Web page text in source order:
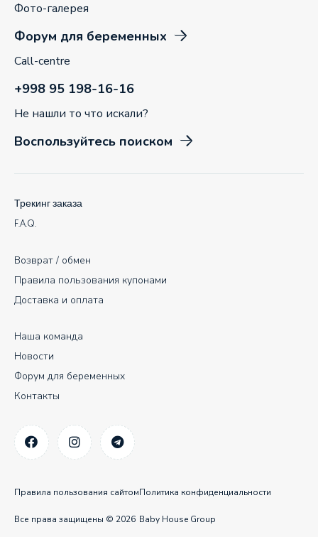
Фото-галерея
Форум для беременных
Call-centre
+998 95 198-16-16
Не нашли то что искали?
Воспользуйтесь поиском
Правила пользования сайтомПолитика конфиденциальности
Все права защищены © 2026 Baby House Group
Наша команда
Новости
Форум для беременных
Контакты
Возврат / обмен
Правила пользования купонами
Доставка и оплата
Трекинг заказа
F.A.Q.